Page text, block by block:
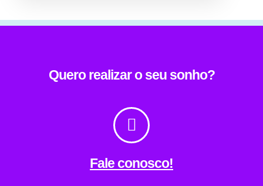
Quero realizar o seu sonho?
Fale conosco!